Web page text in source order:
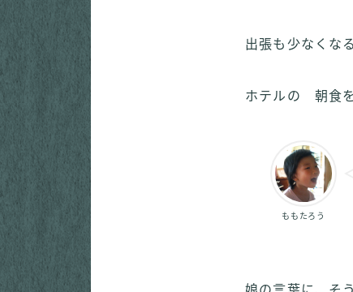
出張も少なくな
ホテルの 朝食
ももたろう